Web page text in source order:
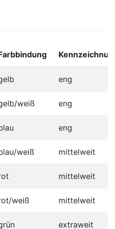
eng
weiß eng
eng
weiß mittelweit
mittelweit
weiß mittelweit
extraweit